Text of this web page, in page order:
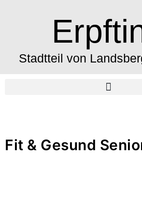
Stadtteil von
Fit & Gesund